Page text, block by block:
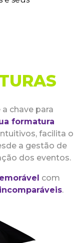
chave para
formatura
facilita o
a gestão de
dos eventos.
com
.